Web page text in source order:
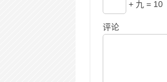
+ 九 = 10
评论